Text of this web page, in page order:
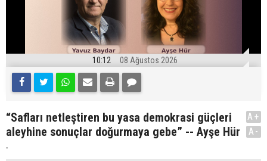
10:12 08 Ağustos 2026
“Safları netleştiren bu yasa demokrasi güçleri
aleyhine sonuçlar doğurmaya gebe” -- Ayşe Hür
.
A+
A-